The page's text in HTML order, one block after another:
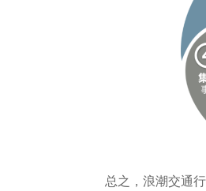
总之，浪潮交通行